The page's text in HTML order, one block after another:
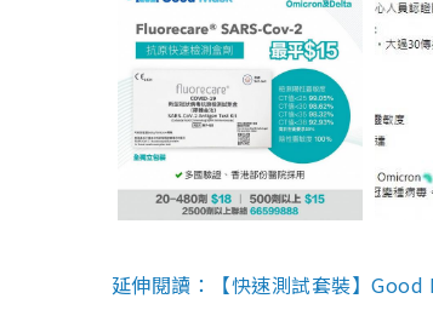
延伸閱讀：【快速測試套裝】